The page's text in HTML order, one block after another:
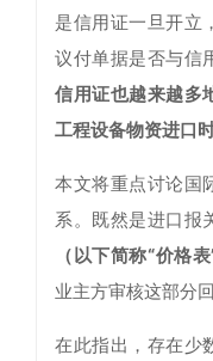
是信用证一旦开立
议付单据是否与信
信用证也越来越多
工程设备物资进口
本文将重点讨论国
系。既然是进口报
（以下简称“价格
业主方审核这部分
在此指出，存在少